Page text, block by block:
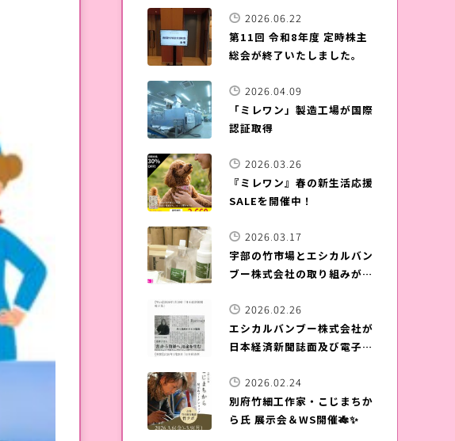
2026.06.22
第11回 令和8年度 定時株主
総会が終了いたしました。
2026.04.09
「ミレワン」製造工場が国際
認証取得
2026.03.26
『ミレワン』春の新生活応援
SALEを開催中！
2026.03.17
宇部の竹市場とエシカルバン
ブー株式会社の取り組みが
れました！
2026.02.26
エシカルバンブー株式会社が
日本経済新聞誌面及び電子版
2026.02.24
別府竹細工作家・こじまちか
ら氏 展示会＆WS開催🎋✨